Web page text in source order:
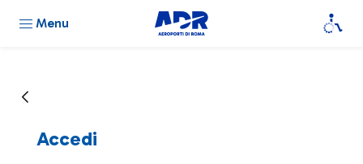
Menu
Accedi